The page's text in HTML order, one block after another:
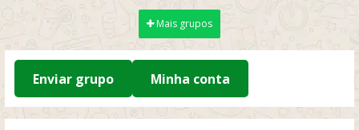
Mais grupos
Enviar grupo Minha conta